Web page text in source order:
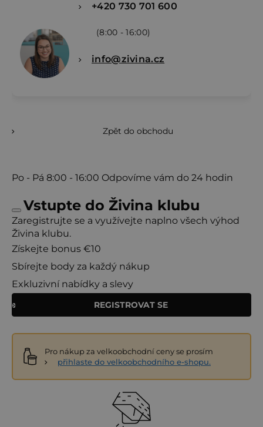
+420 730 701 600
(8:00 - 16:00)
info@zivina.cz
Zpět do obchodu
Po - Pá 8:00 - 16:00 Odpovíme vám do 24 hodin
Vstupte do Živina klubu
Zaregistrujte se a využívejte naplno všech výhod
Živina klubu.
Získejte bonus €10
Sbírejte body za každý nákup
Exkluzivní nabídky a slevy
REGISTROVAT SE
Pro nákup za velkoobchodní ceny se prosím
přihlaste do velkoobchodního e-shopu.